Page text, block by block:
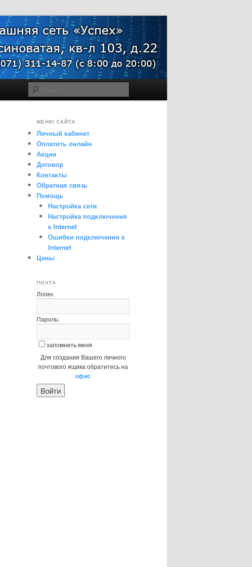
МЕНЮ САЙТА
Личный кабинет
Оплатить онлайн
Акции
Договор
Контакты
Обратная связь
Помощь
Настройка сети
Настройка подключения
к Internet
Ошибки подключения к
Internet
Цены
ПОЧТА
Логин:
Пароль:
запомнить меня
Для создания Вашего личного
почтового ящика обратитесь на
офис